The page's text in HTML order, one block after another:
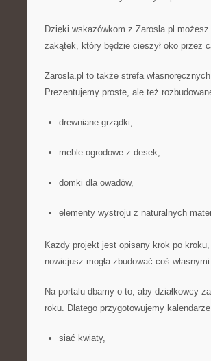
Dzięki wskazówkom z Zarosla.pl
zakątek, który będzie cieszył oko przez
Zarosla.pl to także strefa
Prezentujemy proste, ale też
drewniane grządki,
meble ogrodowe z desek,
domki dla owadów,
elementy wystroju z naturalnych
Każdy projekt jest opisany krok po
nowicjusz mogła zbudować coś
Na portalu dbamy o to, aby działkowcy
roku. Dlatego przygotowujemy
siać kwiaty,